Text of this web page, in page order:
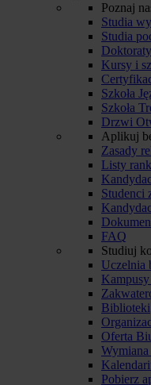
Poznaj
Studia
Studia
Doktoraty
Kursy i
Szkoła
Szkoła
Drzwi
Aplikuj
Zasady
Listy
Studenci
FAQ
Studiuj
Uczelnia
Biblioteki
Oferta
Pobierz